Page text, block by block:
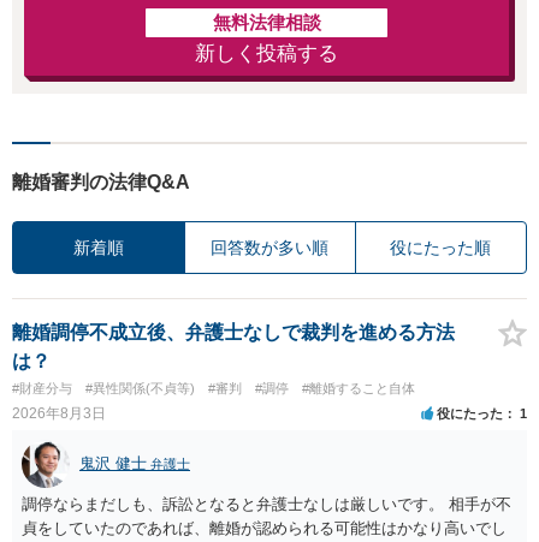
無料法律相談
新しく投稿する
離婚審判の法律Q&A
新着順 回答数が多い順 役にたった順
離婚調停不成立後、弁護士なしで裁判を進める方法
は？
#財産分与 #異性関係(不貞等) #審判 #調停 #離婚すること自体
2026年8月3日 役にたった 1
鬼沢 健士 弁護士
調停ならまだしも、訴訟となると弁護士なしは厳しいです。 相手が不
貞をしていたのであれば、離婚が認められる可能性はかなり高いでし